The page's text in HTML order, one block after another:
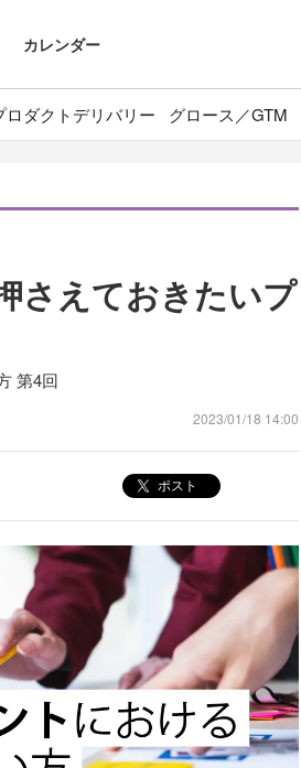
カレンダー
ロダクトデリバリー グロース／GTM
さえておきたいプ
第4回
2023/01/18 14:00
ポスト